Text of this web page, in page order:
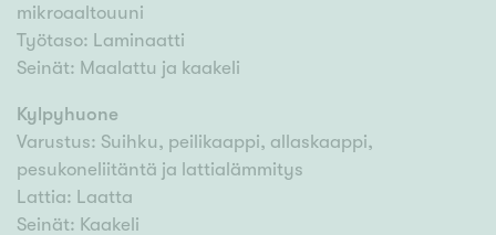
mikroaaltouuni
Työtaso: Laminaatti
Seinät: Maalattu ja kaakeli
Kylpyhuone
Varustus: Suihku, peilikaappi, allaskaappi,
pesukoneliitäntä ja lattialämmitys
Lattia: Laatta
Seinät: Kaakeli